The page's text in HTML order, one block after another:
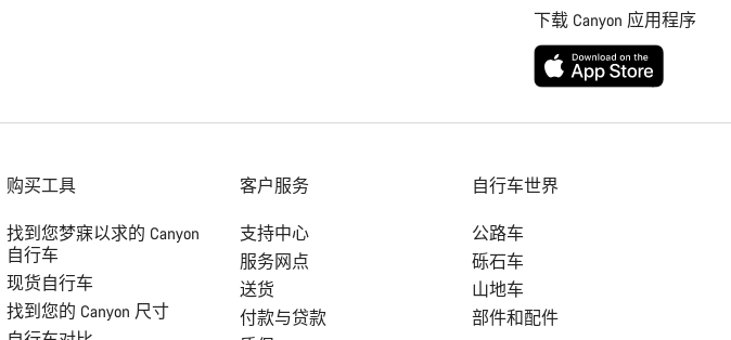
下载 Canyon 应用程序
购买工具
找到您梦寐以求的 Canyon
自行车
现货自行车
找到您的 Canyon 尺寸
客户服务
支持中心
服务网点
送货
付款与贷款
自行车世界
公路车
砾石车
山地车
部件和配件